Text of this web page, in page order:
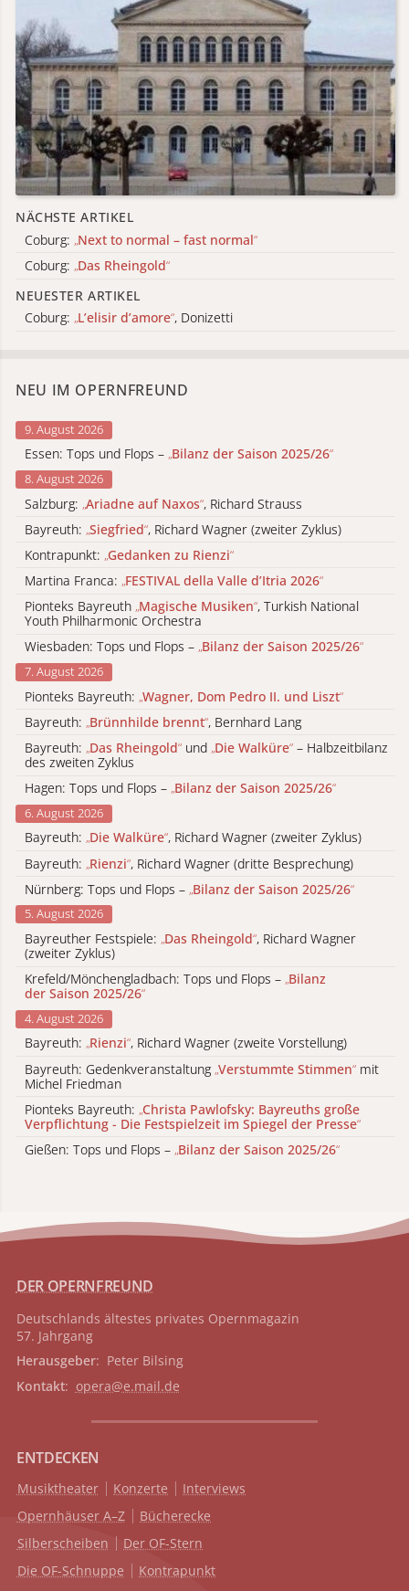
NÄCHSTE ARTIKEL
Coburg: „Next to normal – fast normal“
Coburg: „Das Rheingold“
NEUESTER ARTIKEL
Coburg: „L’elisir d’amore“, Donizetti
NEU IM OPERNFREUND
9. August 2026
Essen: Tops und Flops – „Bilanz der Saison 2025/26“
8. August 2026
Salzburg: „Ariadne auf Naxos“, Richard Strauss
Bayreuth: „Siegfried“, Richard Wagner (zweiter Zyklus)
Kontrapunkt: „Gedanken zu Rienzi“
Martina Franca: „FESTIVAL della Valle d’Itria 2026“
Pionteks Bayreuth „Magische Musiken“, Turkish National
Youth Philharmonic Orchestra
Wiesbaden: Tops und Flops – „Bilanz der Saison 2025/26“
7. August 2026
Pionteks Bayreuth: „Wagner, Dom Pedro II. und Liszt“
Bayreuth: „Brünnhilde brennt“, Bernhard Lang
Bayreuth: „Das Rheingold“ und „Die Walküre“ – Halbzeitbilanz
des zweiten Zyklus
Hagen: Tops und Flops – „Bilanz der Saison 2025/26“
6. August 2026
Bayreuth: „Die Walküre“, Richard Wagner (zweiter Zyklus)
Bayreuth: „Rienzi“, Richard Wagner (dritte Besprechung)
Nürnberg: Tops und Flops – „Bilanz der Saison 2025/26“
5. August 2026
Bayreuther Festspiele: „Das Rheingold“, Richard Wagner
(zweiter Zyklus)
Krefeld/Mönchengladbach: Tops und Flops – „Bilanz
der Saison 2025/26“
4. August 2026
Bayreuth: „Rienzi“, Richard Wagner (zweite Vorstellung)
Bayreuth: Gedenkveranstaltung „Verstummte Stimmen“ mit
Michel Friedman
Pionteks Bayreuth: „Christa Pawlofsky: Bayreuths große
Verpflichtung - Die Festspielzeit im Spiegel der Presse“
Gießen: Tops und Flops – „Bilanz der Saison 2025/26“
DER OPERNFREUND
Deutschlands ältestes privates Opernmagazin
57. Jahrgang
Herausgeber: Peter Bilsing
Kontakt: opera@e.mail.de
ENTDECKEN
Musiktheater Konzerte
Interviews
Opernhäuser A–Z
Bücherecke
Silberscheiben
Der OF-Stern
Die OF-Schnuppe
Kontrapunkt